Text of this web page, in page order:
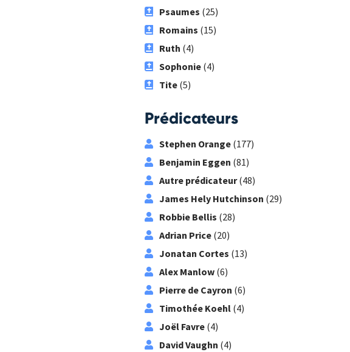
Psaumes (25)
Romains (15)
Ruth (4)
Sophonie(4)
Tite(5)
Prédicateurs
Stephen Orange(177)
Benjamin Eggen (81)
Autre prédicateur(48)
James Hely Hutchinson (29)
Robbie Bellis (28)
Adrian Price(20)
Jonatan Cortes (13)
Alex Manlow(6)
Pierre de Cayron (6)
Timothée Koehl(4)
Joël Favre(4)
David Vaughn (4)